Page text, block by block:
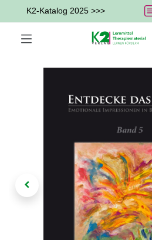
K2-Katalog 2025 >>>